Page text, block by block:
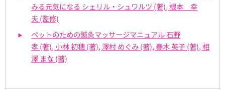
みる元気になる シェリル・シュワルツ (著), 根本 幸
夫 (監修)
ペットのための鍼灸マッサージマニュアル 石野
孝 (著), 小林 初穂 (著), 澤村 めぐみ (著), 春木 英子 (著), 相
澤 まな (著)